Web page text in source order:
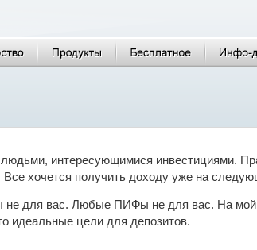
интересующимися инвестициями.
Все хочется получить доходу уже на
не для вас. Любые ПИФы не для вас. На мой
идеальные цели для депозитов.